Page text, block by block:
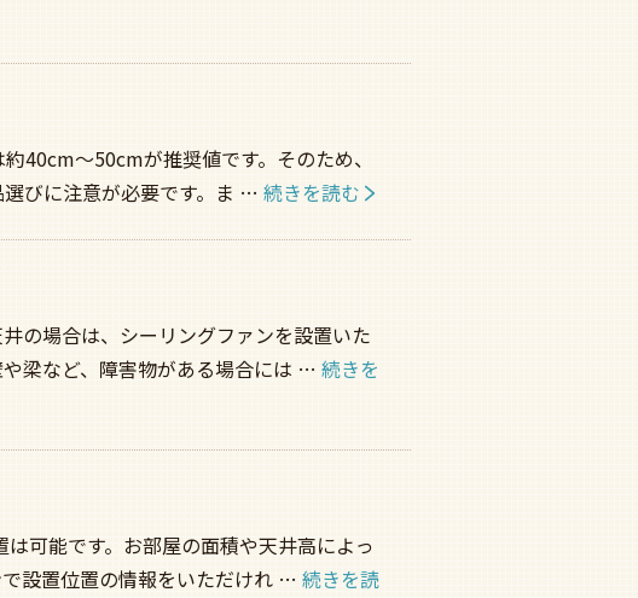
40cm～50cmが推奨値です。そのため、
びに注意が必要です。ま … 続きを読む
の場合は、シーリングファンを設置いた
梁など、障害物がある場合には … 続きを
可能です。お部屋の面積や天井高によっ
設置位置の情報をいただけれ … 続きを読